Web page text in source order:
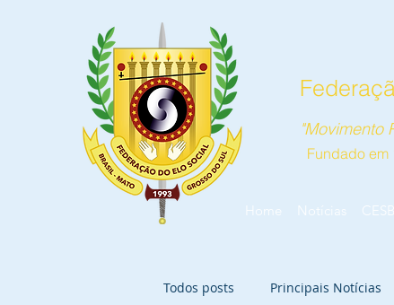
"Movimento
Fundado em
Home Notícias CESB
Todos posts Principais Notícias